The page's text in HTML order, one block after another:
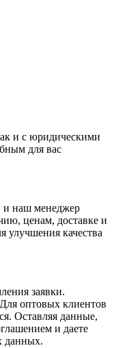
и с юридическими
для вас
и наш менеджер
ценам, доставке и
улучшения качества
заявки.
оптовых клиентов
Оставляя данные,
и даете
данных.